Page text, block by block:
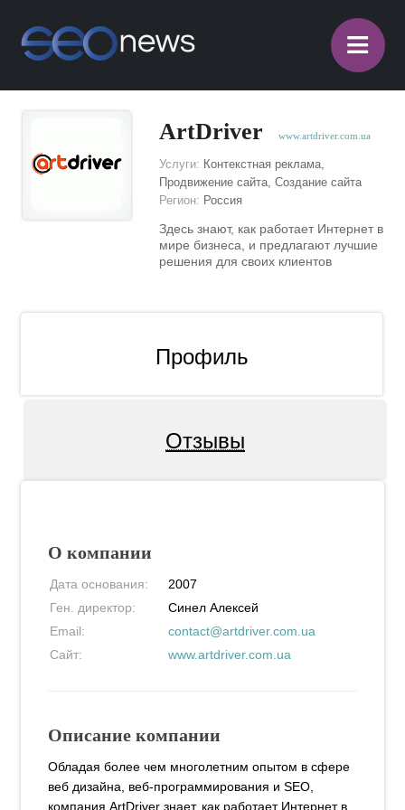
≡
ArtDriver www.artdriver.com.ua
Услуги: Контекстная реклама,
Продвижение сайта, Создание сайта
Регион: Россия
Здесь знают, как работает Интернет в
мире бизнеса, и предлагают лучшие
решения для своих клиентов
Профиль
Отзывы
О компании
Дата основания:
2007
Ген. директор:
Синел Алексей
Email:
contact@artdriver.com.ua
Сайт:
www.artdriver.com.ua
Описание компании
Обладая более чем многолетним опытом в сфере
веб дизайна, веб-программирования и SEO,
компания ArtDriver знает, как работает Интернет в